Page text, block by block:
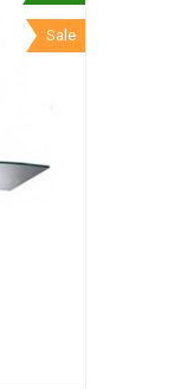
Sale